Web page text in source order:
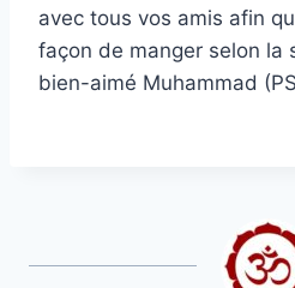
avec tous vos amis afin
façon de manger selon la
bien-aimé Muhammad